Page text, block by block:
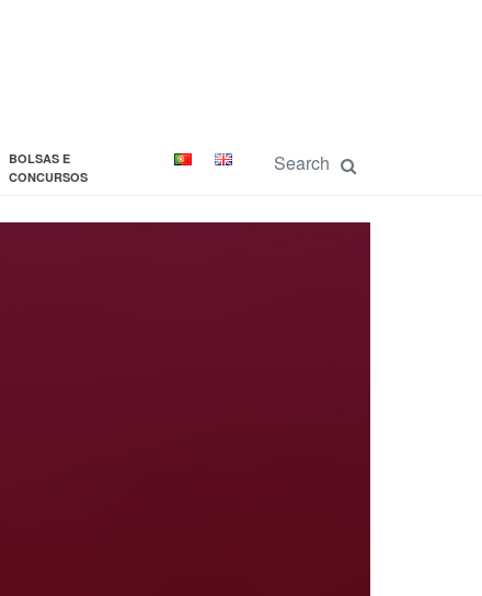
BOLSAS E
CONCURSOS